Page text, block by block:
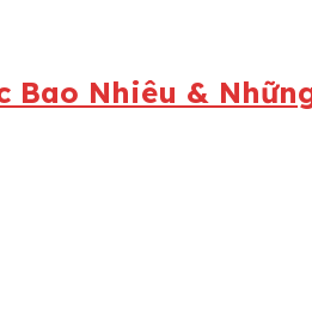
Bao Nhiêu &